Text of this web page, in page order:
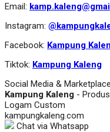
Email:
Instagram:
Facebook: Kampung
Tiktok: Kampung Kaleng
Social Media & Marketplace
Kampung Kaleng -
Logam Custom
kampungkaleng.com
Chat via Whatsapp